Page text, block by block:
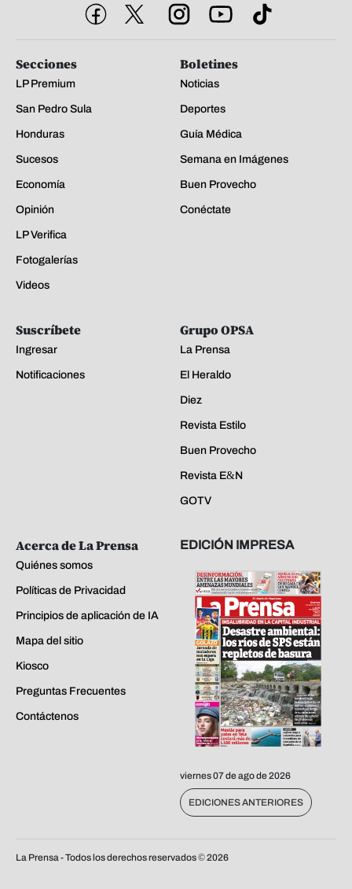
Secciones
LP Premium
San Pedro Sula
Honduras
Sucesos
Economía
Opinión
LP Verifica
Fotogalerías
Videos
Boletines
Noticias
Deportes
Guía Médica
Semana en Imágenes
Buen Provecho
Conéctate
Suscríbete
Ingresar
Notificaciones
Grupo OPSA
La Prensa
El Heraldo
Diez
Revista Estilo
Buen Provecho
Revista E&N
GOTV
Acerca de La Prensa
Quiénes somos
Políticas de Privacidad
Principios de aplicación de IA
Mapa del sitio
Kiosco
Preguntas Frecuentes
Contáctenos
EDICIÓN IMPRESA
viernes 07 de ago de 2026
EDICIONES ANTERIORES
La Prensa - Todos los derechos reservados ©2026